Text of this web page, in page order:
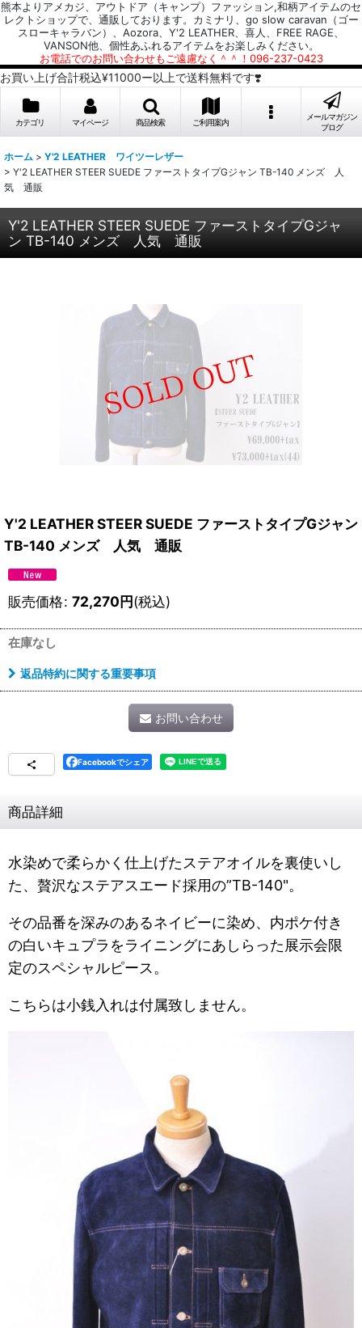
熊本よりアメカジ、アウトドア（キャンプ）ファッション,和柄アイテムのセ
レクトショップで、通販しております。カミナリ、go slow caravan（ゴー
スローキャラバン）、Aozora、Y'2 LEATHER、喜人、FREE RAGE、
VANSON他、個性あふれるアイテムをお楽しみください。
お電話でのお問い合わせもご遠慮なく＾＾！096-237-0423
お買い上げ合計税込¥11000ー以上で送料無料です❣️
カテゴリ マイページ 商品検索 ご利用案内
メールマガジン
ブログ
ホーム > Y'2 LEATHER ワイツーレザー
> Y'2 LEATHER STEER SUEDE ファーストタイプGジャン TB-140 メンズ 人
気 通販
Y'2 LEATHER STEER SUEDE ファーストタイプGジャ
ン TB-140 メンズ 人気 通販
Y'2 LEATHER STEER SUEDE ファーストタイプGジャン
TB-140 メンズ 人気 通販
販売価格: 72,270円(税込)
在庫なし
返品特約に関する重要事項
お問い合わせ
Facebookでシェア
商品詳細
水染めで柔らかく仕上げたステアオイルを裏使いし
た、贅沢なステアスエード採用の”TB-140"。
その品番を深みのあるネイビーに染め、内ポケ付き
の白いキュプラをライニングにあしらった展示会限
定のスペシャルピース。
こちらは小銭入れは付属致しません。